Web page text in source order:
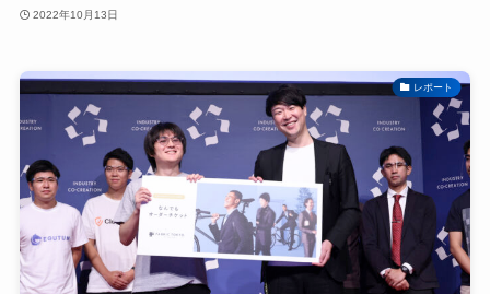
2022年10月13日
レポート